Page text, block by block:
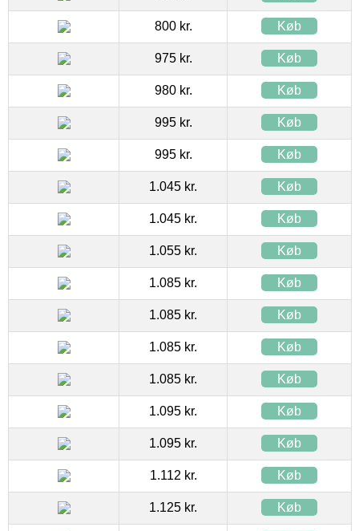
800 kr. Køb
975 kr. Køb
980 kr. Køb
995 kr. Køb
995 kr. Køb
1.045 kr. Køb
1.045 kr. Køb
1.055 kr. Køb
1.085 kr. Køb
1.085 kr. Køb
1.085 kr. Køb
1.085 kr. Køb
1.095 kr. Køb
1.095 kr. Køb
1.112 kr. Køb
1.125 kr. Køb